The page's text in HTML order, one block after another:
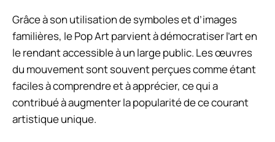
Grâce à son utilisation de symboles et d’images
familières, le Pop Art parvient à démocratiser l’art en
le rendant accessible à un large public. Les œuvres
du mouvement sont souvent perçues comme étant
faciles à comprendre et à apprécier, ce qui a
contribué à augmenter la popularité de ce courant
artistique unique.